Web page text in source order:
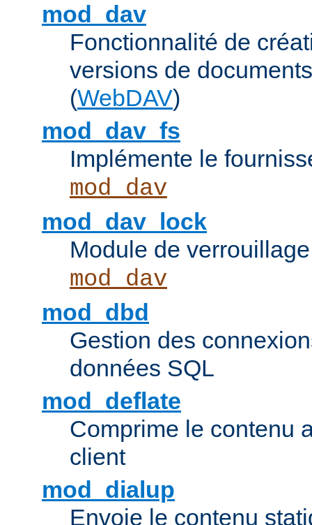
mod_dav
Fonctionnalité de
versions de
(WebDAV)
mod_dav_fs
Implémente le
mod_dav
mod_dav_lock
Module de
mod_dav
mod_dbd
Gestion des
données SQL
mod_deflate
Comprime le contenu
client
mod_dialup
Envoie le contenu